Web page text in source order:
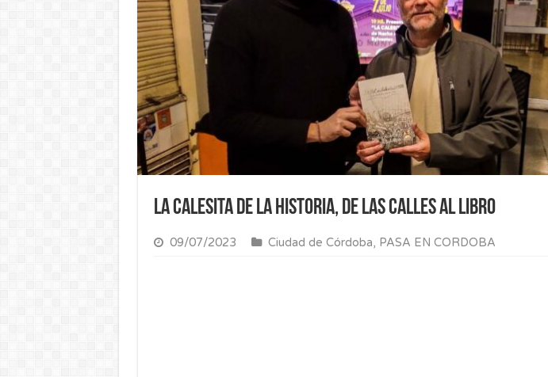
La calesita de la Historia, de las calles al libro
09/07/2023 Ciudad de Córdoba, PASA EN CORDOBA